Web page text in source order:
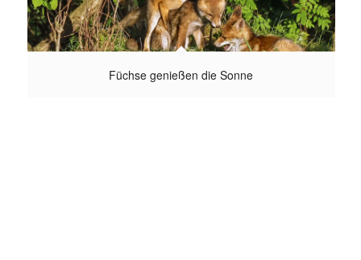
Füchse genießen die Sonne